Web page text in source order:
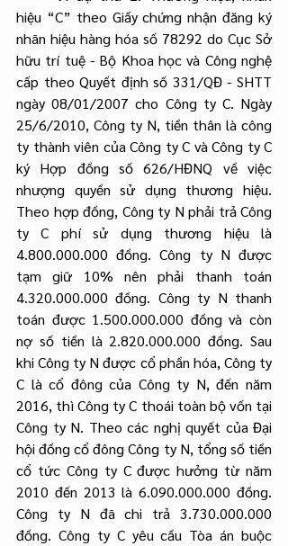
hiệu “C” theo Giấy chứng nhận đăng ký
nhãn hiệu hàng hóa số 78292 do Cục Sở
hữu trí tuệ - Bộ Khoa học và Công nghệ
cấp theo Quyết định số 331/QĐ - SHTT
ngày 08/01/2007 cho Công ty C. Ngày
25/6/2010, Công ty N, tiền thân là công
ty thành viên của Công ty C và Công ty C
ký Hợp đồng số 626/HĐNQ về việc
nhượng quyền sử dụng thương hiệu.
Theo hợp đồng, Công ty N phải trả Công
ty C phí sử dụng thương hiệu là
4.800.000.000 đồng. Công ty N được
tạm giữ 10% nên phải thanh toán
4.320.000.000 đồng. Công ty N thanh
toán được 1.500.000.000 đồng và còn
nợ số tiền là 2.820.000.000 đồng. Sau
khi Công ty N được cổ phần hóa, Công ty
C là cổ đông của Công ty N, đến năm
2016, thì Công ty C thoái toàn bộ vốn tại
Công ty N. Theo các nghị quyết của Đại
hội đồng cổ đông Công ty N, tổng số tiền
cổ tức Công ty C được hưởng từ năm
2010 đến 2013 là 6.090.000.000 đồng.
Công ty N đã chi trả 3.730.000.000
đồng. Công ty C yêu cầu Tòa án buộc